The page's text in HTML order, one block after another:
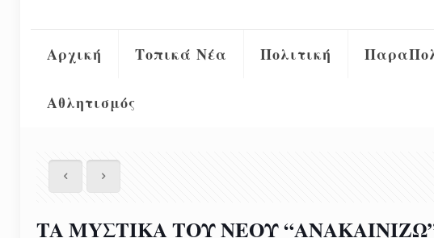
Αρχική Τοπικά Νέα Πολιτική
Αθλητισμός
TA MYΣΤΙΚΑ ΤΟΥ ΝΕΟΥ “ΑΝΑΚΑΙΝΙΖΩ”